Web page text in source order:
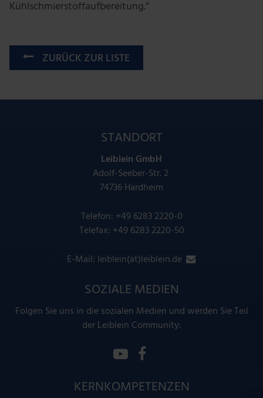
Kühlschmierstoffaufbereitung.“
ZURÜCK ZUR LISTE
STANDORT
Leiblein GmbH
Adolf-Seeber-Str. 2
74736 Hardheim
Telefon: +49 6283 2220-0
Telefax: +49 6283 2220-50
E-Mail: leiblein(at)leiblein.de
SOZIALE MEDIEN
Folgen Sie uns in die sozialen Medien und werden Sie Teil
der Leiblein Community:
KERNKOMPETENZEN